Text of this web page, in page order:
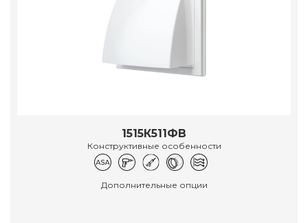
1515К511ФВ
Конструктивные особенности
Дополнительные опции